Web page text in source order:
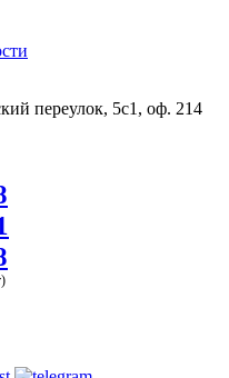
переулок, 5с1, оф. 214